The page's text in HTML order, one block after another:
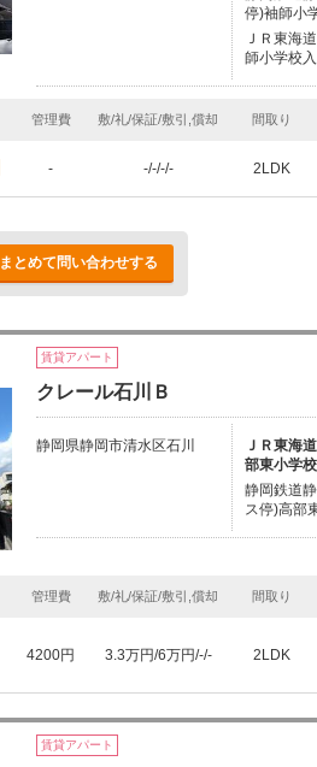
停)袖師小
ＪＲ東海
師小学校
管理費 敷/礼/保証/敷引,償却 間取り
- -/-/-/- 2LDK
まとめて問い合わせする
賃貸アパート
クレール石川Ｂ
静岡県静岡市清水区石川
ＪＲ東海
部東小学
静岡鉄道
ス停)高部
管理費 敷/礼/保証/敷引,償却 間取り
4200円 3.3万円/6万円/-/- 2LDK
賃貸アパート